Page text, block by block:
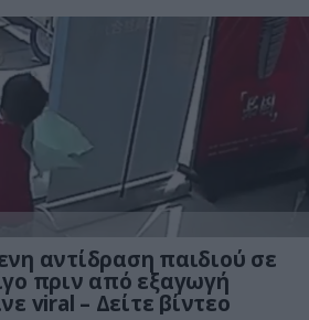
αντίδραση παιδιού σε
πριν από εξαγωγή
viral – Δείτε βίντεο